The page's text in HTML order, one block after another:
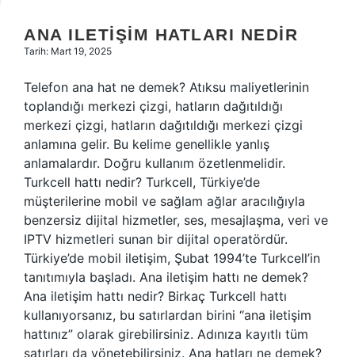
ANA ILETIŞIM HATLARI NEDIR
Tarih: Mart 19, 2025
Telefon ana hat ne demek? Atıksu maliyetlerinin
toplandığı merkezi çizgi, hatların dağıtıldığı
merkezi çizgi, hatların dağıtıldığı merkezi çizgi
anlamına gelir. Bu kelime genellikle yanlış
anlamalardır. Doğru kullanım özetlenmelidir.
Turkcell hattı nedir? Turkcell, Türkiye’de
müşterilerine mobil ve sağlam ağlar aracılığıyla
benzersiz dijital hizmetler, ses, mesajlaşma, veri ve
IPTV hizmetleri sunan bir dijital operatördür.
Türkiye’de mobil iletişim, Şubat 1994’te Turkcell’in
tanıtımıyla başladı. Ana iletişim hattı ne demek?
Ana iletişim hattı nedir? Birkaç Turkcell hattı
kullanıyorsanız, bu satırlardan birini “ana iletişim
hattınız” olarak girebilirsiniz. Adınıza kayıtlı tüm
satırları da yönetebilirsiniz. Ana hatları ne demek?